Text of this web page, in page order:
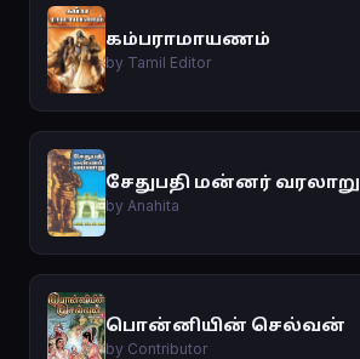
கம்பராமாயணம்
by Tamil Editor
சேதுபதி மன்னர் வரலாறு
by Anahita
பொன்னியின் செல்வன்
by Contributor